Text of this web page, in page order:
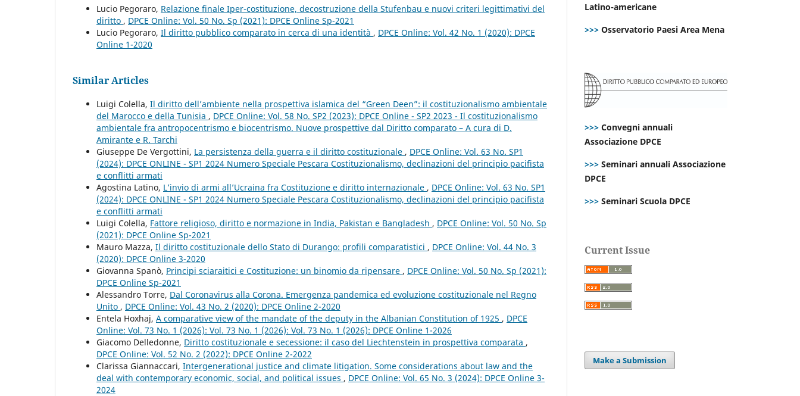
Lucio Pegoraro, Relazione finale Iper-costituzione, decostruzione della Stufenbau e nuovi criteri legittimativi del
diritto , DPCE Online: Vol. 50 No. Sp (2021): DPCE Online Sp-2021
Lucio Pegoraro, Il diritto pubblico comparato in cerca di una identità , DPCE Online: Vol. 42 No. 1 (2020): DPCE
Online 1-2020
Similar Articles
Luigi Colella, Il diritto dell’ambiente nella prospettiva islamica del “Green Deen”: il costituzionalismo ambientale
del Marocco e della Tunisia , DPCE Online: Vol. 58 No. SP2 (2023): DPCE Online - SP2 2023 - Il costituzionalismo
ambientale fra antropocentrismo e biocentrismo. Nuove prospettive dal Diritto comparato – A cura di D.
Amirante e R. Tarchi
Giuseppe De Vergottini, La persistenza della guerra e il diritto costituzionale , DPCE Online: Vol. 63 No. SP1
(2024): DPCE ONLINE - SP1 2024 Numero Speciale Pescara Costituzionalismo, declinazioni del principio pacifista
e conflitti armati
Agostina Latino, L’invio di armi all’Ucraina fra Costituzione e diritto internazionale , DPCE Online: Vol. 63 No. SP1
(2024): DPCE ONLINE - SP1 2024 Numero Speciale Pescara Costituzionalismo, declinazioni del principio pacifista
e conflitti armati
Luigi Colella, Fattore religioso, diritto e normazione in India, Pakistan e Bangladesh , DPCE Online: Vol. 50 No. Sp
(2021): DPCE Online Sp-2021
Mauro Mazza, Il diritto costituzionale dello Stato di Durango: profili comparatistici , DPCE Online: Vol. 44 No. 3
(2020): DPCE Online 3-2020
Giovanna Spanò, Principi sciaraitici e Costituzione: un binomio da ripensare , DPCE Online: Vol. 50 No. Sp (2021):
DPCE Online Sp-2021
Alessandro Torre, Dal Coronavirus alla Corona. Emergenza pandemica ed evoluzione costituzionale nel Regno
Unito , DPCE Online: Vol. 43 No. 2 (2020): DPCE Online 2-2020
Entela Hoxhaj, A comparative view of the mandate of the deputy in the Albanian Constitution of 1925 , DPCE
Online: Vol. 73 No. 1 (2026): Vol. 73 No. 1 (2026): Vol. 73 No. 1 (2026): DPCE Online 1-2026
Giacomo Delledonne, Diritto costituzionale e secessione: il caso del Liechtenstein in prospettiva comparata ,
DPCE Online: Vol. 52 No. 2 (2022): DPCE Online 2-2022
Clarissa Giannaccari, Intergenerational justice and climate litigation. Some considerations about law and the
deal with contemporary economic, social, and political issues , DPCE Online: Vol. 65 No. 3 (2024): DPCE Online 3-
2024
Latino-americane
>>> Osservatorio Paesi Area Mena
>>> Convegni annuali
Associazione DPCE
>>> Seminari annuali Associazione
DPCE
>>> Seminari Scuola DPCE
Current Issue
Make a Submission